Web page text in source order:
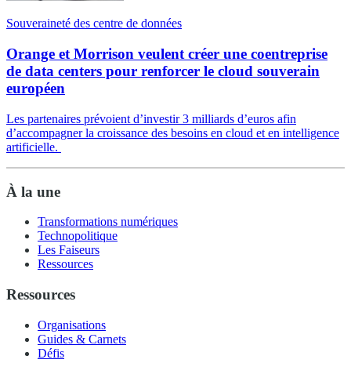
Souveraineté des centre de données
Orange et Morrison veulent créer une coentreprise
de data centers pour renforcer le cloud souverain
européen
Les partenaires prévoient d’investir 3 milliards d’euros afin
d’accompagner la croissance des besoins en cloud et en intelligence
artificielle.
À la une
Transformations numériques
Technopolitique
Les Faiseurs
Ressources
Ressources
Organisations
Guides & Carnets
Défis